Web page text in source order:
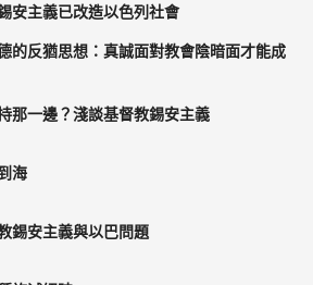
安主義已改造以色列社會
的反猶思想：真誠面對教會陰暗面才能成
那一邊？淺談基督教錫安主義
海
錫安主義與以巴問題